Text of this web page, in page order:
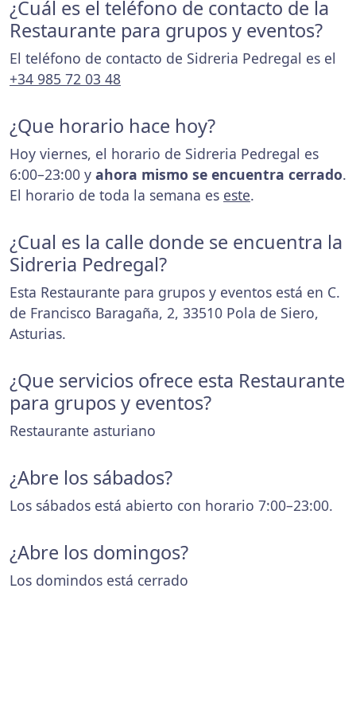
¿Cuál es el teléfono de contacto de la
Restaurante para grupos y eventos?
El teléfono de contacto de Sidreria Pedregal es el
+34 985 72 03 48
¿Que horario hace hoy?
Hoy viernes, el horario de Sidreria Pedregal es
6:00–23:00 y ahora mismo se encuentra cerrado.
El horario de toda la semana es este.
¿Cual es la calle donde se encuentra la
Sidreria Pedregal?
Esta Restaurante para grupos y eventos está en C.
de Francisco Baragaña, 2, 33510 Pola de Siero,
Asturias.
¿Que servicios ofrece esta Restaurante
para grupos y eventos?
Restaurante asturiano
¿Abre los sábados?
Los sábados está abierto con horario 7:00–23:00.
¿Abre los domingos?
Los domindos está cerrado